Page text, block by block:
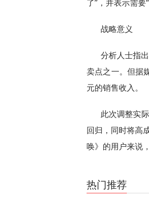
了”，并表示需要
战略意义
分析人士指
卖点之一。但据
元的销售收入。
此次调整实
回归，同时将高
唤》的用户来说
热门推荐